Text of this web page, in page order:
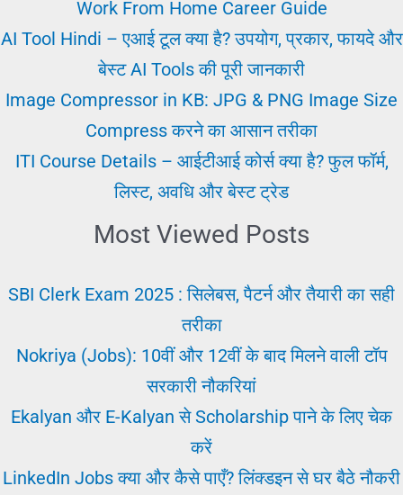
कैसे
फुल
सुलूशन
Work From Home Career Guide
AI Tool Hindi – एआई टूल क्या है? उपयोग, प्रकार, फायदे और
बेस्ट AI Tools की पूरी जानकारी
Image Compressor in KB: JPG & PNG Image Size
Compress करने का आसान तरीका
ITI Course Details – आईटीआई कोर्स क्या है? फुल फॉर्म,
लिस्ट, अवधि और बेस्ट ट्रेड
Most Viewed Posts
SBI Clerk Exam 2025 : सिलेबस, पैटर्न और तैयारी का सही
तरीका
Nokriya (Jobs): 10वीं और 12वीं के बाद मिलने वाली टॉप
सरकारी नौकरियां
Ekalyan और E-Kalyan से Scholarship पाने के लिए चेक
करें
LinkedIn Jobs क्या और कैसे पाएँ? लिंक्डइन से घर बैठे नौकरी